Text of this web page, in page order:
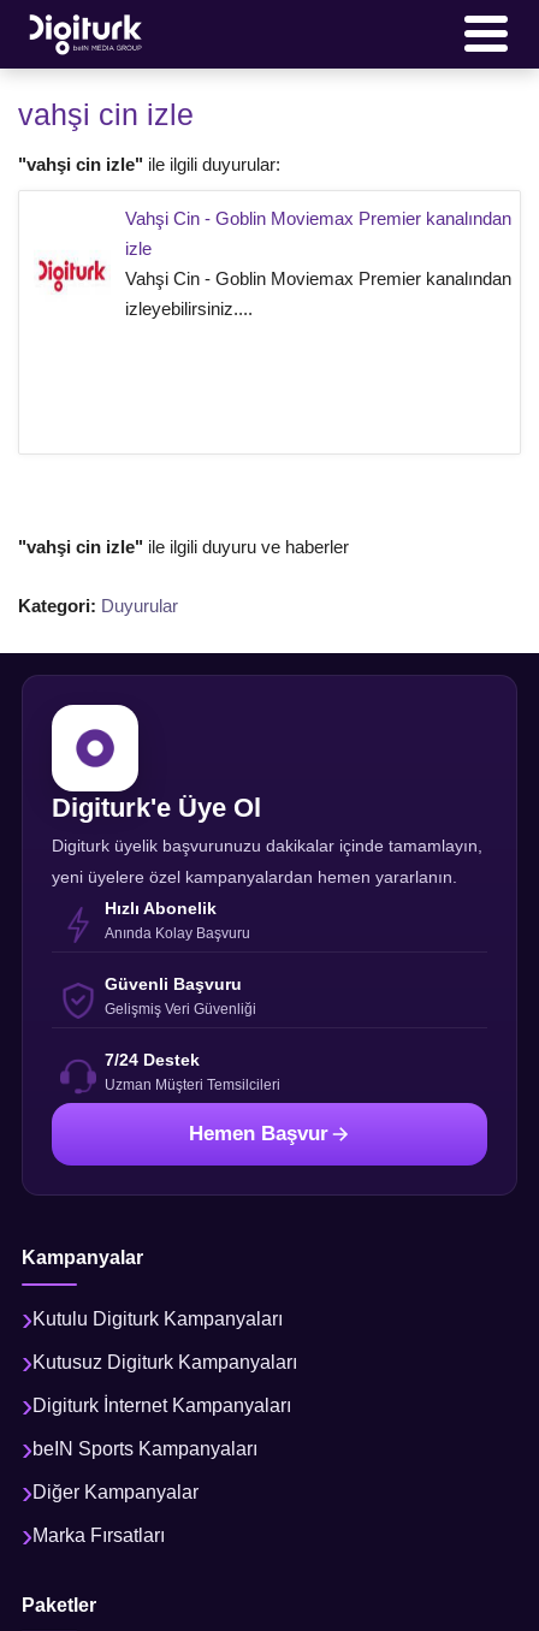
vahşi cin izle
"vahşi cin izle" ile ilgili duyurular:
Vahşi Cin - Goblin Moviemax Premier kanalından
izle
Vahşi Cin - Goblin Moviemax Premier kanalından
izleyebilirsiniz....
"vahşi cin izle" ile ilgili duyuru ve haberler
Kategori: Duyurular
Digiturk'e Üye Ol
Digiturk üyelik başvurunuzu dakikalar içinde tamamlayın,
yeni üyelere özel kampanyalardan hemen yararlanın.
Hızlı Abonelik
Anında Kolay Başvuru
Güvenli Başvuru
Gelişmiş Veri Güvenliği
7/24 Destek
Uzman Müşteri Temsilcileri
Hemen Başvur
Kampanyalar
Kutulu Digiturk Kampanyaları
Kutusuz Digiturk Kampanyaları
Digiturk İnternet Kampanyaları
beIN Sports Kampanyaları
Diğer Kampanyalar
Marka Fırsatları
Paketler